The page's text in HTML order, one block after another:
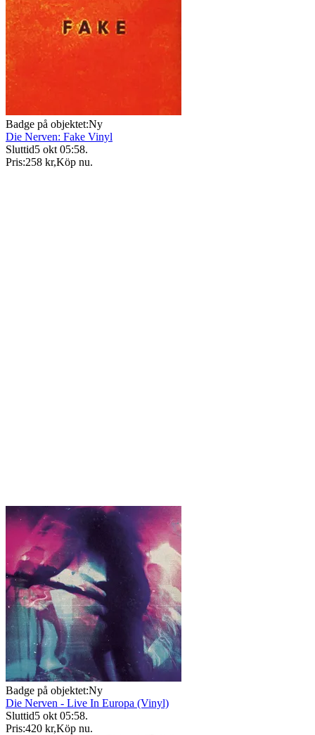
Badge på objektet:Ny
Die Nerven: Fake Vinyl
Sluttid5 okt 05:58.
Pris:258 kr,Köp nu.
Badge på objektet:Ny
Die Nerven - Live In Europa (Vinyl)
Sluttid5 okt 05:58.
Pris:420 kr,Köp nu.